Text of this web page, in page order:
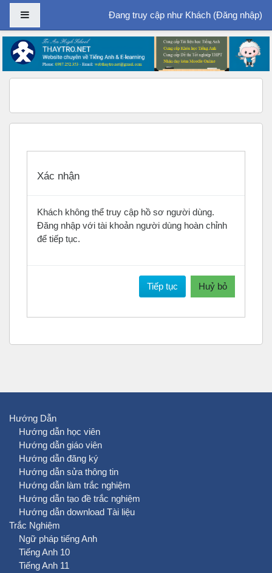
Chuyển tới nội dung chính
Bảng điều khiển cạnhĐang truy cập như Khách (Đăng nhập)
Xác nhận
Khách không thể truy cập hồ sơ người dùng.
Đăng nhập với tài khoản người dùng hoàn chỉnh
để tiếp tục.
Tiếp tục Huỷ bỏ
Hướng Dẫn
Hướng dẫn học viên
Hướng dẫn giáo viên
Hướng dẫn đăng ký
Hướng dẫn sửa thông tin
Hướng dẫn làm trắc nghiệm
Hướng dẫn tạo đề trắc nghiệm
Hướng dẫn download Tài liệu
Trắc Nghiệm
Ngữ pháp tiếng Anh
Tiếng Anh 10
Tiếng Anh 11